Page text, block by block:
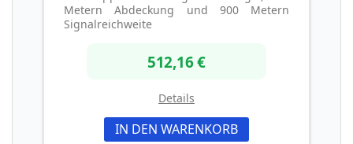
Metern Abdeckung und 900 Metern
Signalreichweite
512,16 €
Details
IN DEN WARENKORB